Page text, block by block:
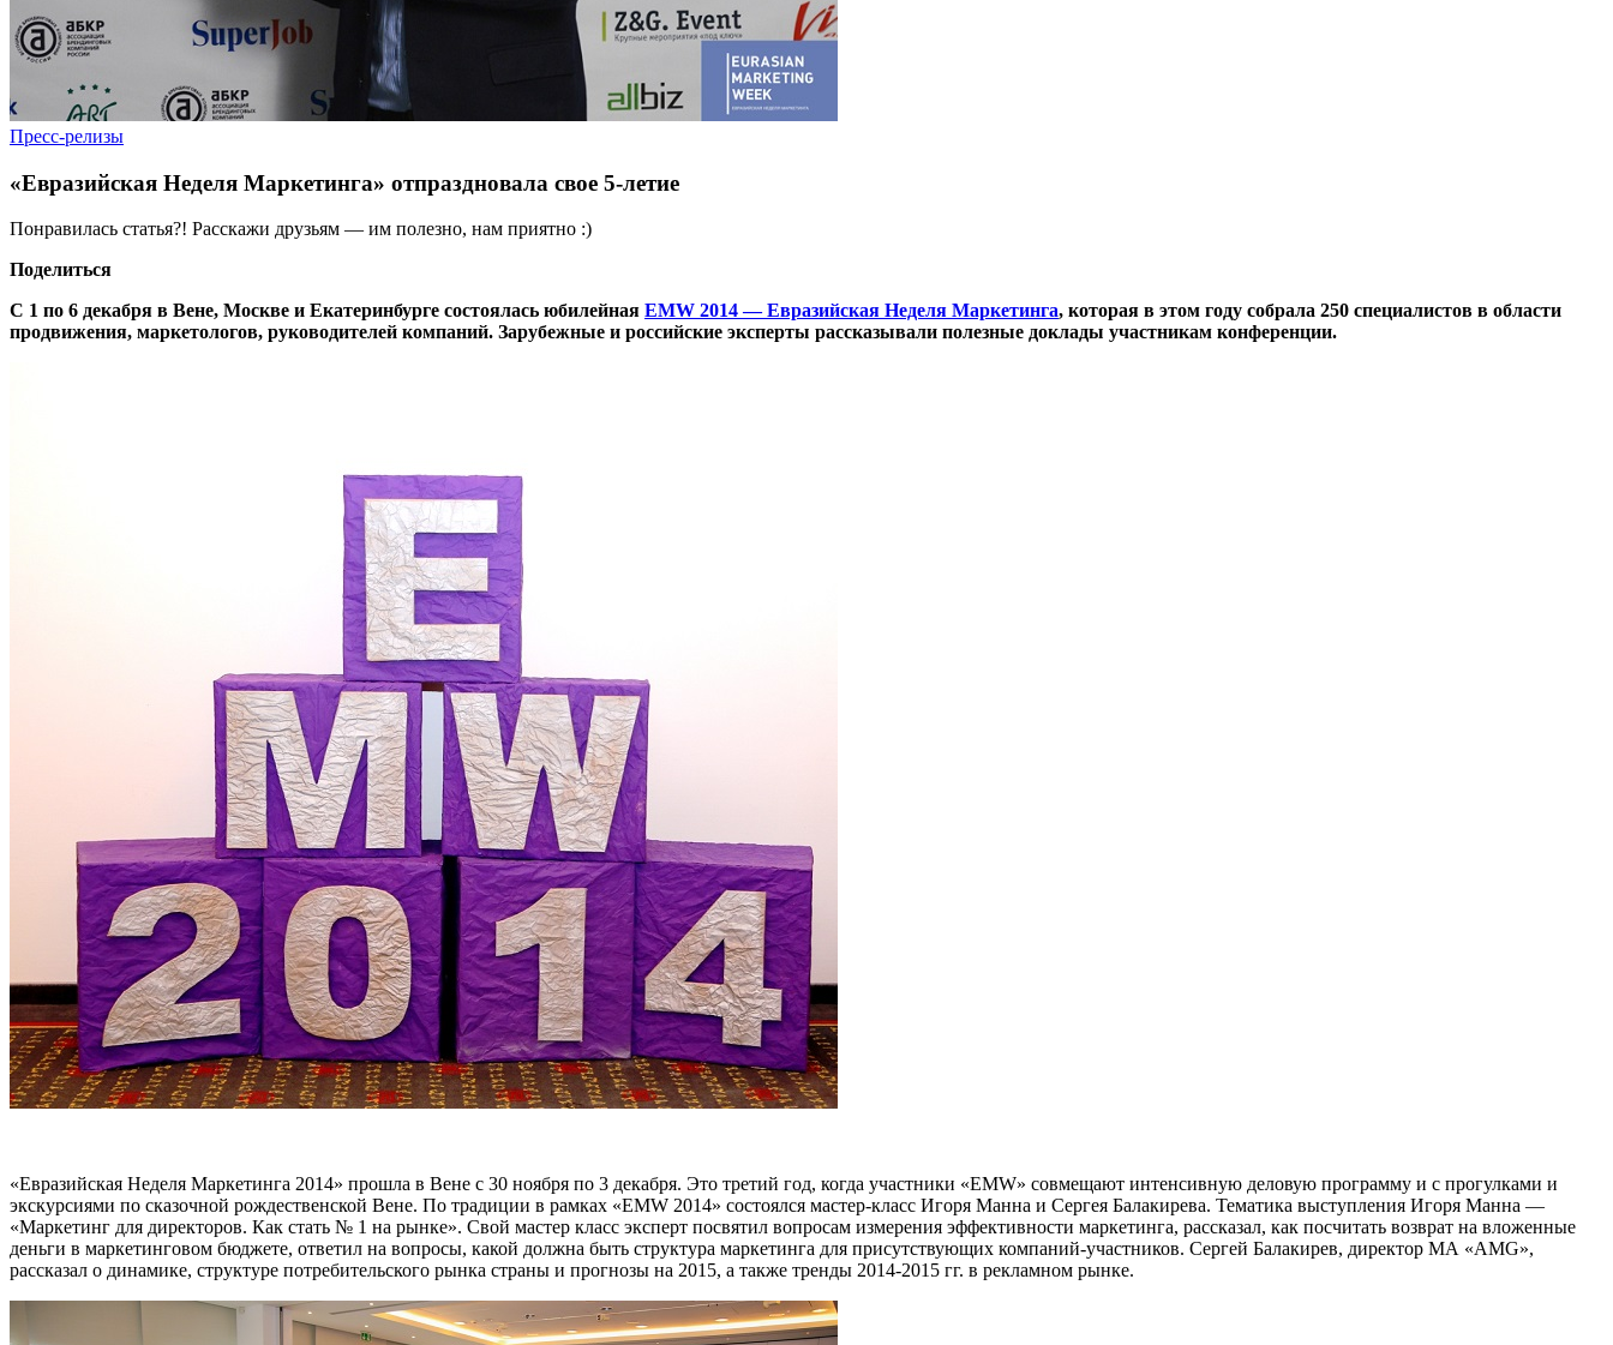
Пресс-релизы
«Евразийская Неделя Маркетинга» отпраздновала свое 5-летие
Понравилась статья?! Расскажи друзьям — им полезно, нам приятно :)
Поделиться
С 1 по 6 декабря в Вене, Москве и Екатеринбурге состоялась юбилейная EMW 2014 — Евразийская Неделя Маркетинга, которая в этом году собрала 250 специалистов в области
продвижения, маркетологов, руководителей компаний. Зарубежные и российские эксперты рассказывали полезные доклады участникам конференции.
«Евразийская Неделя Маркетинга 2014» прошла в Вене с 30 ноября по 3 декабря. Это третий год, когда участники «EMW» совмещают интенсивную деловую программу и с прогулками и
экскурсиями по сказочной рождественской Вене. По традиции в рамках «EMW 2014» состоялся мастер-класс Игоря Манна и Сергея Балакирева. Тематика выступления Игоря Манна —
«Маркетинг для директоров. Как стать № 1 на рынке». Свой мастер класс эксперт посвятил вопросам измерения эффективности маркетинга, рассказал, как посчитать возврат на вложенные
деньги в маркетинговом бюджете, ответил на вопросы, какой должна быть структура маркетинга для присутствующих компаний-участников. Сергей Балакирев, директор МА «AMG»,
рассказал о динамике, структуре потребительского рынка страны и прогнозы на 2015, а также тренды 2014-2015 гг. в рекламном рынке.